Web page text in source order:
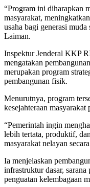
“Program ini diharapkan
masyarakat,
usaha bagi generasi
Laiman.
Inspektur Jenderal KKP
mengatakan
merupakan program
pembangunan fisik.
Menurutnya, program
kesejahteraan masyarakat
“Pemerintah ingin
lebih tertata, produktif,
masyarakat nelayan
Ia menjelaskan
infrastruktur dasar,
penguatan kelembagaan